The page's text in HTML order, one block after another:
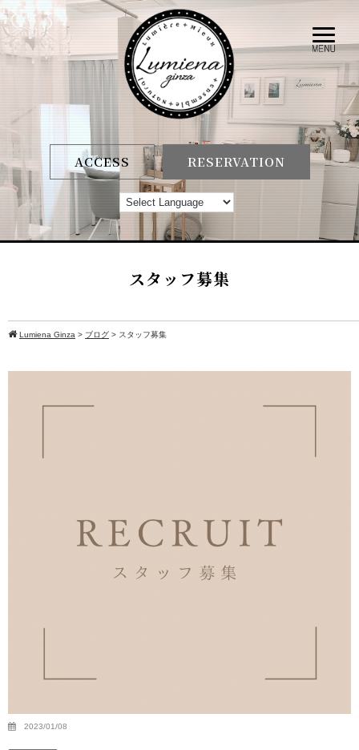
ACCESS RESERVATION
スタッフ募集
Lumiena Ginza > ブログ > スタッフ募集
2023/01/08